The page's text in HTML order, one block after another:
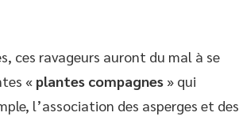
ces ravageurs auront du mal à se
« plantes compagnes » qui
l’association des asperges et des